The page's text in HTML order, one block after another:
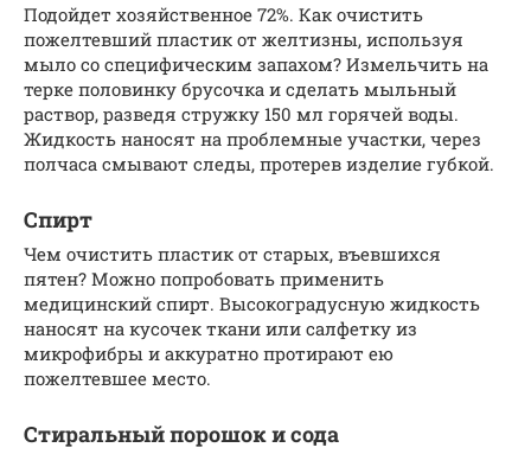
Подойдет хозяйственное 72%. Как очистить
пожелтевший пластик от желтизны, используя
мыло со специфическим запахом? Измельчить на
терке половинку брусочка и сделать мыльный
раствор, разведя стружку 150 мл горячей воды.
Жидкость наносят на проблемные участки, через
полчаса смывают следы, протерев изделие губкой.
Спирт
Чем очистить пластик от старых, въевшихся
пятен? Можно попробовать применить
медицинский спирт. Высокоградусную жидкость
наносят на кусочек ткани или салфетку из
микрофибры и аккуратно протирают ею
пожелтевшее место.
Стиральный порошок и сода